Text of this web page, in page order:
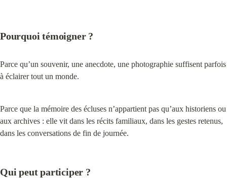
Pourquoi témoigner ?
Parce qu’un souvenir, une anecdote, une photographie suffisent parfois
à éclairer tout un monde.
Parce que la mémoire des écluses n’appartient pas qu’aux historiens ou
aux archives : elle vit dans les récits familiaux, dans les gestes retenus,
dans les conversations de fin de journée.
Qui peut participer ?